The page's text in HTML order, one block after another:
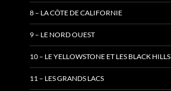
8 – LA CÔTE DE CALIFORNIE
9 – LE NORD OUEST
10 – LE YELLOWSTONE ET LES BLACK HILLS
11 – LES GRANDS LACS